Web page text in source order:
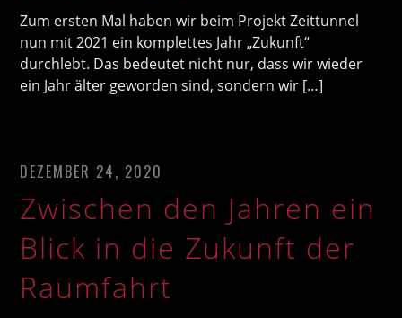
Zum ersten Mal haben wir beim Projekt Zeittunnel
nun mit 2021 ein komplettes Jahr „Zukunft“
durchlebt. Das bedeutet nicht nur, dass wir wieder
ein Jahr älter geworden sind, sondern wir […]
DEZEMBER 24, 2020
Zwischen den Jahren ein
Blick in die Zukunft der
Raumfahrt